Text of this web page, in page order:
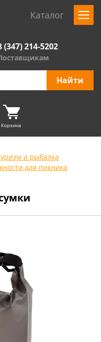
Каталог
(347) 214-5202
Корзина
и рыбалка
для пикника